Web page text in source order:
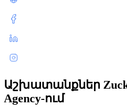
Աշխատանքներ Zuck
Agency-ում